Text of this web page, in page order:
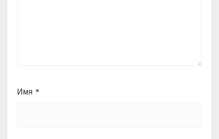
Имя *